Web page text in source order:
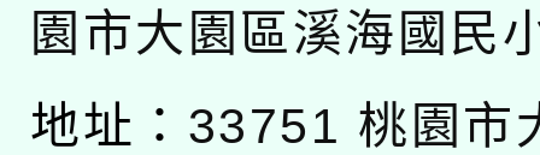
園市大園區溪海國民
地址： 33751 桃園市